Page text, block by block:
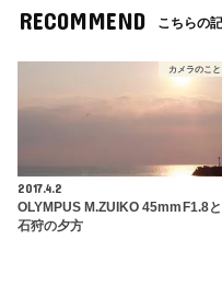
RECOMMEND こちらの
カメラのこと
2017.4.2
OLYMPUS M.ZUIKO 45mmF1.8と
石狩の夕方